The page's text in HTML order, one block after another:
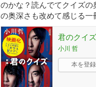
のかな？読んでてクイズ
の奥深さも改めて感じる一
君のクイ
小川 哲
本を登録